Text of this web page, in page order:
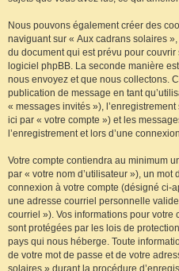
Nous pouvons également créer des
naviguant sur « Aux cadrans solaires
du document qui est prévu pour
logiciel phpBB. La seconde manière
nous envoyez et que nous collectons.
publication de message en tant
« messages invités »),
ici par « votre compte ») et les
l’enregistrement et lors d’une
Votre compte contiendra au minimum
par « votre nom d’utilisateur »), un
connexion à votre compte (désigné ci-
une adresse courriel personnelle
courriel »). Vos informations pour
sont protégées par les lois de
pays qui nous héberge. Toute
de votre mot de passe et de votre